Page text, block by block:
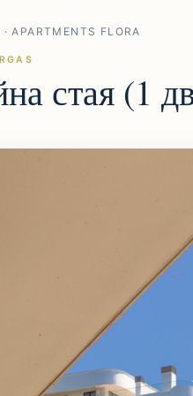
FLORA
стая (1